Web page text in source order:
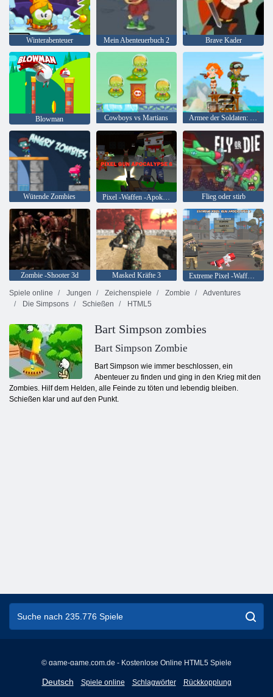
Winterabenteuer Mein Abenteuerbuch 2 Brave Kader
Blowman Cowboys vs Martians Armee der Soldaten: Widerstand
Wütende Zombies Pixel -Waffen -Apokalypse 6 Flieg oder stirb
Zombie -Shooter 3d Masked Kräfte 3
Extreme Pixel -Waffen -Apokalypse 3
Spiele online
Jungen Zeichenspiele Zombie
Adventures
Die Simpsons
Schießen HTML5
Bart Simpson zombies
Bart Simpson Zombie
Bart Simpson wie immer beschlossen, ein
Abenteuer zu finden und ging in den Krieg mit den
Zombies. Hilf dem Helden, alle Feinde zu töten und lebendig bleiben.
Schießen klar und auf den Punkt.
© game-game.com.de - Kostenlose Online HTML5 Spiele
Deutsch
English
Spiele online Schlagwörter Rückkopplung